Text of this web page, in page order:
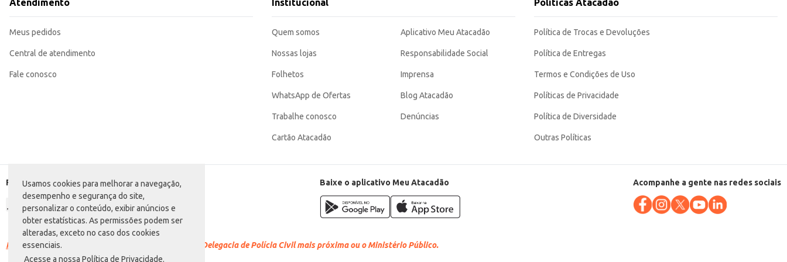
Usamos cookies para melhorar a navegação,
desempenho e segurança do site,
personalizar o conteúdo, exibir anúncios e
obter estatísticas. As permissões podem ser
alteradas, exceto no caso dos cookies
essenciais.
Acesse a nossa Política de Privacidade.
Atendimento
Meus pedidos
Central de atendimento
Fale conosco
Institucional
Quem somos
Nossas lojas
Folhetos
WhatsApp de Ofertas
Trabalhe conosco
Cartão Atacadão
Aplicativo Meu Atacadão
Responsabilidade Social
Imprensa
Blog Atacadão
Denúncias
Políticas Atacadão
Política de Trocas e Devoluções
Política de Entregas
Termos e Condições de Uso
Políticas de Privacidade
Política de Diversidade
Outras Políticas
Formas de pagamento Baixe o aplicativo Meu Atacadão Acompanhe a gente nas redes sociais
Racismo é crime. Denuncie. Disque 100 ou procure a Delegacia de Polícia Civil mais próxima ou o Ministério Público.